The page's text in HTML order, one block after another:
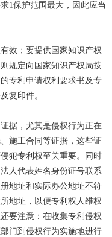
1保护范围最大，因此应当
效；要提供国家知识产权
规定向国家知识产权局按
专利申请权利要求书及专
复印件。
据，尤其是侵权行为正在
施工合同等证据，这些证
犯专利权至关重要。同时
人代表姓名身份证号联系
地址和实际办公地址不符
地址，以便专利权人维权
要注意：在收集专利侵权
门到侵权行为实施地进行